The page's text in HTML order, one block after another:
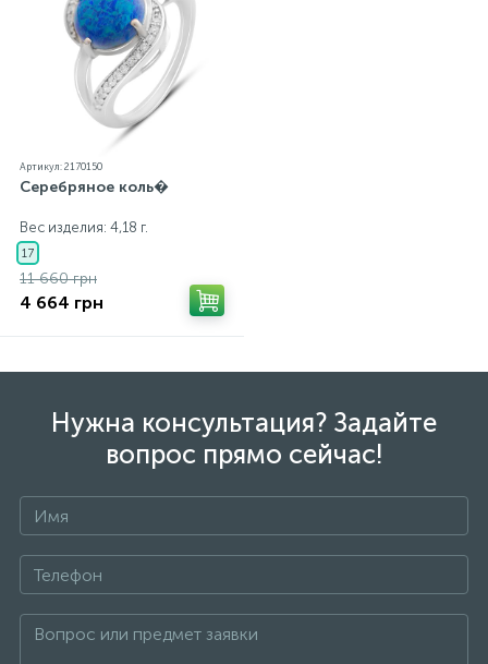
Артикул: 2170150
Серебряное коль�
Вес изделия: 4,18 г.
17
11 660 грн
4 664 грн
Нужна консультация? Задайте
вопрос прямо сейчас!